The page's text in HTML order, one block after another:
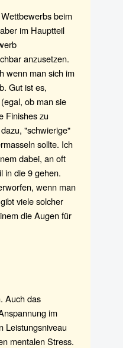
beim
im Hauptteil
anzusetzen.
wenn man sich im
Gut ist es,
ob man sie
Finishes zu
"schwierige"
sollte. Ich
dabei, an oft
in die 9 gehen.
wenn man
viele solcher
die Augen für
Auch das
im
Leistungsniveau
mentalen Stress.